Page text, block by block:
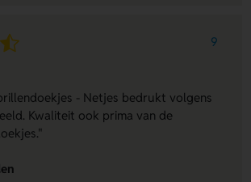
9
- Netjes bedrukt volgens
Kwaliteit ook prima van de